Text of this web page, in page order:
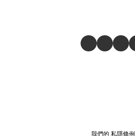
我們的 私隱條例